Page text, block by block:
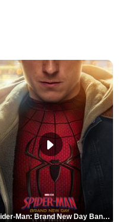
Spider-Man: Brand New Day Bande-annonce VO STFR